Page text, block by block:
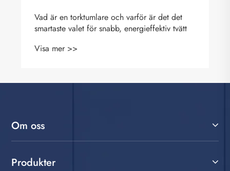
Vad är en torktumlare och varför är det det
smartaste valet för snabb, energieffektiv tvätt
Visa mer >>
Om oss
Produkter